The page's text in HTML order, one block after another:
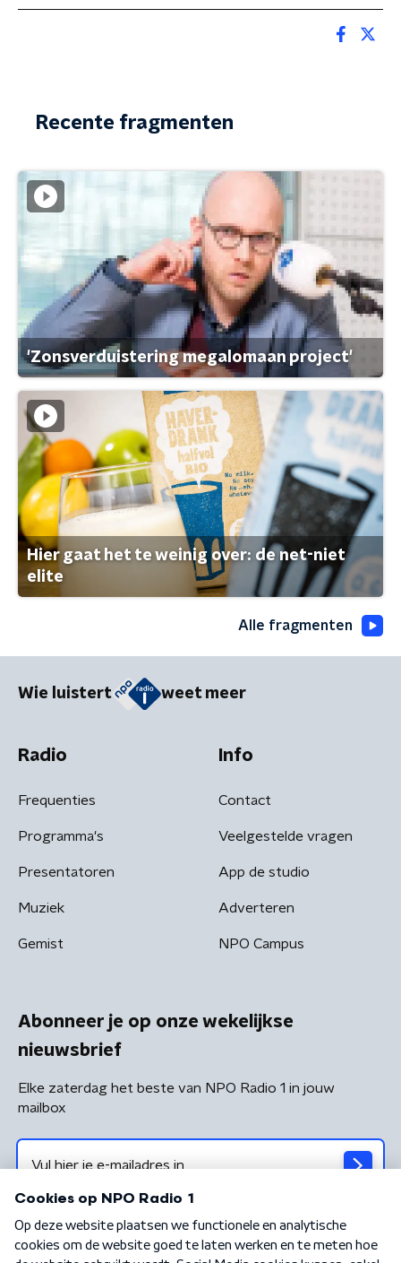
Recente fragmenten
'Zonsverduistering megalomaan project'
Hier gaat het te weinig over: de net-niet
elite
Alle fragmenten
Wie luistert weet meer
Radio
Frequenties
Programma's
Presentatoren
Muziek
Gemist
Info
Contact
Veelgestelde vragen
App de studio
Adverteren
NPO Campus
Abonneer je op onze wekelijkse
nieuwsbrief
Elke zaterdag het beste van NPO Radio 1 in jouw
mailbox